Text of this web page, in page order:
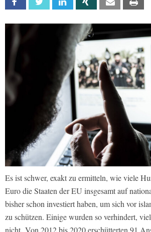
Facebook Twitter Linkedin Xing Email
Es ist schwer, exakt zu ermitteln, wie viele
Euro die Staaten der EU insgesamt auf
bisher schon investiert haben, um sich vor
zu schützen. Einige wurden so verhindert,